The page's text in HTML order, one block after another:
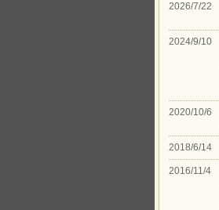
2026/7/22
2024/9/10
2020/10/6
2018/6/14
2016/11/4